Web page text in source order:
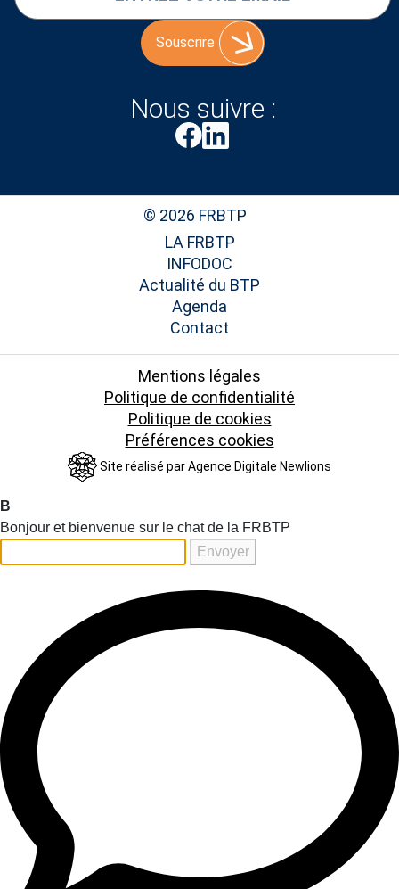
Souscrire
Nous suivre :
© 2026 FRBTP
LA FRBTP
INFODOC
Actualité du BTP
Agenda
Contact
Site réalisé par Agence Digitale Newlions
Mentions légales
Politique de confidentialité
Politique de cookies
Préférences cookies
B
Bonjour et bienvenue sur le chat de la FRBTP
Envoyer